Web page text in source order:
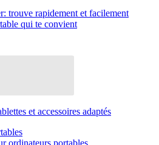
trouve rapidement et facilement
qui te convient
et accessoires adaptés
ordinateurs portables